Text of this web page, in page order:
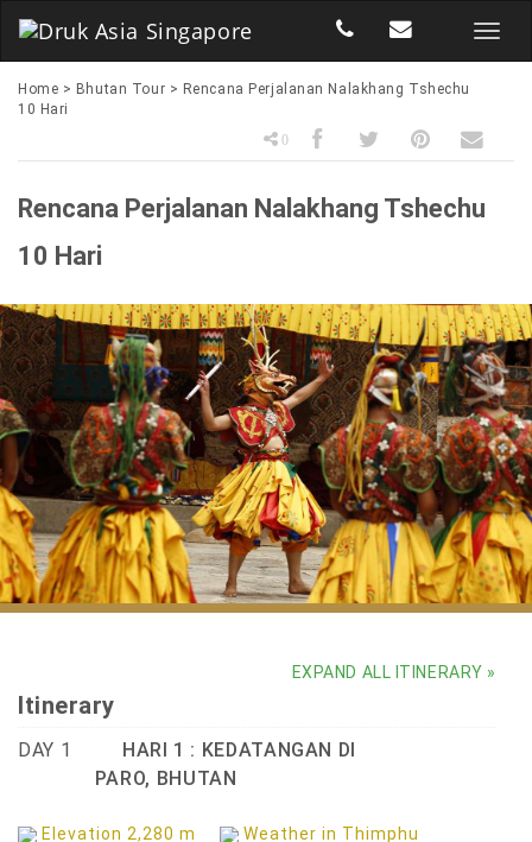
Home > Bhutan Tour > Rencana Perjalanan Nalakhang Tshechu
10 Hari
0
Rencana Perjalanan Nalakhang Tshechu
10 Hari
Itinerary
EXPAND ALL ITINERARY »
DAY 1
HARI 1 : KEDATANGAN DI
PARO, BHUTAN
Elevation 2,280 m Weather in Thimphu